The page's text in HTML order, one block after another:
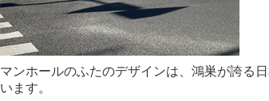
マンホールのふたのデザインは、鴻巣が誇る
います。